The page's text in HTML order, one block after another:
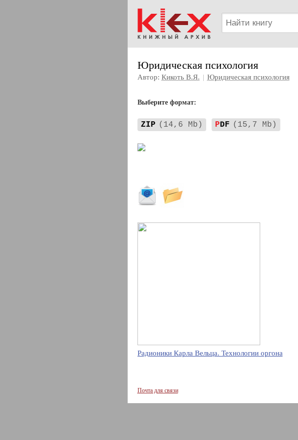
Юридическая психология
Автор: Кикоть В.Я. | Юридическая психология
Выберите формат:
ZIP (14,6 Mb) PDF (15,7 Mb)
Радионики Карла Вельца. Технологии оргона
Почта для связи